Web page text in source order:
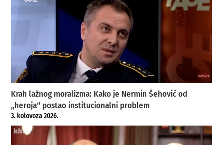
Krah lažnog moralizma: Kako je Nermin Šehović od
„heroja“ postao institucionalni problem
3. kolovoza 2026.